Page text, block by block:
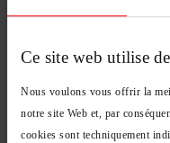
Ce site web utilise
Nous voulons vous offrir la
notre site Web et, par
cookies sont techniquement